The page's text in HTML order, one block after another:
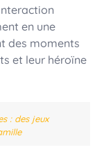
en une
des moments
et leur héroïne
: des jeux